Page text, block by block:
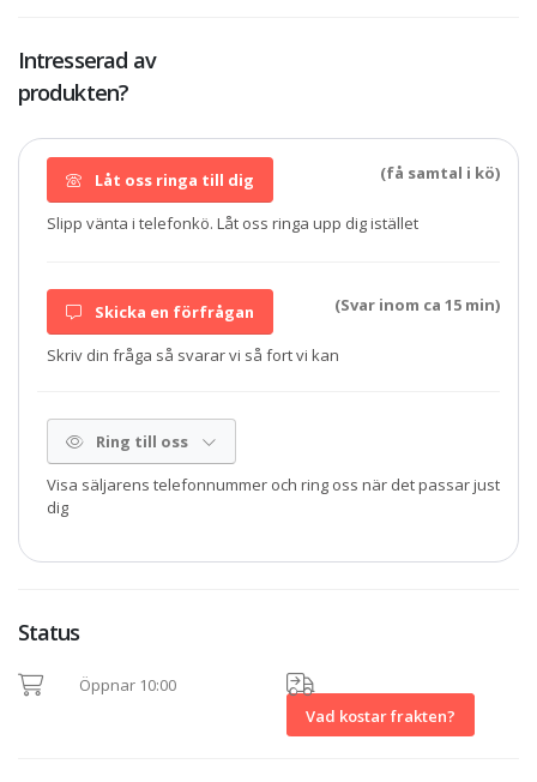
Intresserad av
produkten?
Låt oss ringa till dig (få samtal i kö)
Slipp vänta i telefonkö. Låt oss ringa upp dig istället
Skicka en förfrågan (Svar inom ca 15 min)
Skriv din fråga så svarar vi så fort vi kan
Ring till oss
Visa säljarens telefonnummer och ring oss när det passar just
dig
Status
Öppnar 10:00
Vad kostar frakten?